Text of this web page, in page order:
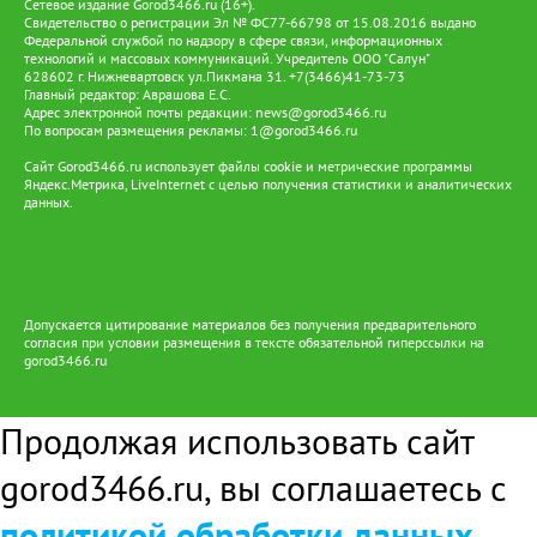
Сетевое издание Gorod3466.ru (16+).
Свидетельство о регистрации Эл № ФС77-66798 от 15.08.2016 выдано
Федеральной службой по надзору в сфере связи, информационных
технологий и массовых коммуникаций. Учредитель ООО "Салун"
628602 г. Нижневартовск ул.Пикмана 31. +7(3466)41-73-73
Главный редактор: Аврашова Е.С.
Адрес электронной почты редакции: news@gorod3466.ru
По вопросам размещения рекламы: 1@gorod3466.ru
Сайт Gorod3466.ru использует файлы cookie и метрические программы
Яндекс.Метрика, LiveInternet с целью получения статистики и аналитических
данных.
Допускается цитирование материалов без получения предварительного
согласия при условии размещения в тексте обязательной гиперссылки на
gorod3466.ru
Продолжая использовать сайт
gorod3466.ru, вы соглашаетесь с